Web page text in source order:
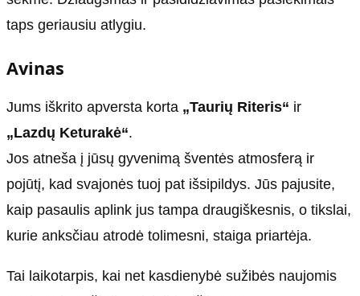
taps geriausiu atlygiu.
Avinas
Jums iškrito apversta korta „Taurių Riteris“ ir
„Lazdų Keturakė“.
Jos atneša į jūsų gyvenimą šventės atmosferą ir
pojūtį, kad svajonės tuoj pat išsipildys. Jūs pajusite,
kaip pasaulis aplink jus tampa draugiškesnis, o tikslai,
kurie anksčiau atrodė tolimesni, staiga priartėja.
Tai laikotarpis, kai net kasdienybė sužibės naujomis